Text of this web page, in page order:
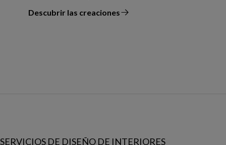
Descubrir las creaciones
el diseñador
SERVICIOS DE DISEÑO DE INTERIORES